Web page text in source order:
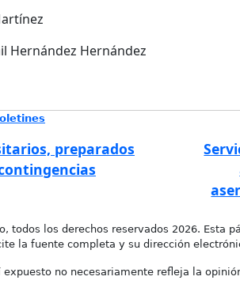
Hernández Hernández
preparados
todos los derechos reservados 2026. Esta
la fuente completa y su dirección
expuesto no necesariamente refleja la